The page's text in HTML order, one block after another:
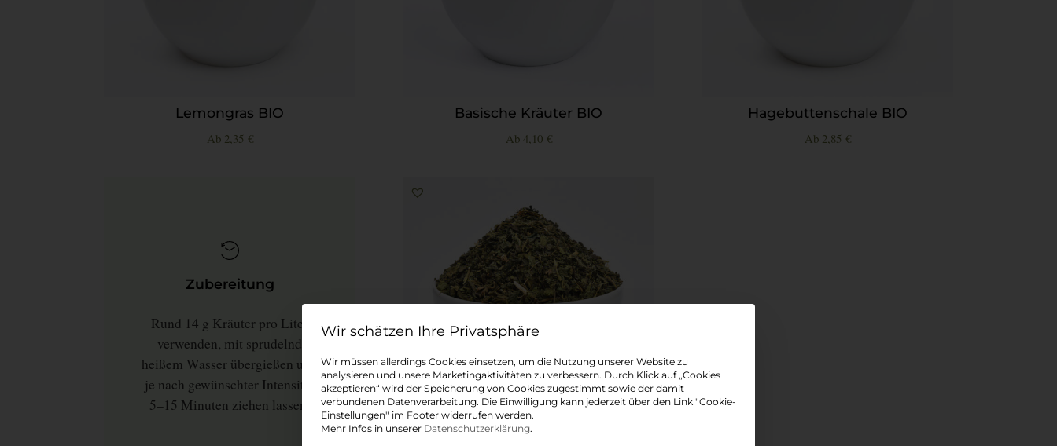
Lemongras BIO
Ab 2,35 €
Basische Kräuter BIO
Ab 4,10 €
Hagebuttenschale BIO
Ab 2,85 €
Zubereitung
Rund 14 g Kräuter pro Liter
verwenden, mit sprudelnd
heißem Wasser übergießen und
je nach gewünschter Intensität
5–15 Minuten ziehen lassen.
Datenschutz-Präferenz
Wir müssen allerdings Cookies einsetzen, um die Nutzung unserer Website zu
analysieren und unsere Marketingaktivitäten zu verbessern. Durch Klick auf „Cookies
akzeptieren“ wird der Speicherung von Cookies zugestimmt sowie der damit
verbundenen Datenverarbeitung. Die Einwilligung kann jederzeit über den Link "Cookie-
Einstellungen" im Footer widerrufen werden.
Mehr Infos in unserer Datenschutzerklärung.